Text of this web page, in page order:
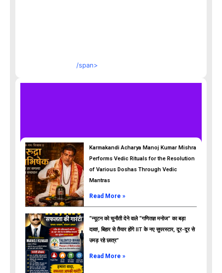
/span>
ads
Karmakandi Acharya Manoj Kumar Mishra
Performs Vedic Rituals for the Resolution
of Various Doshas Through Vedic
Mantras
Read More »
“न्यूटन को चुनौती देने वाले “गणितज्ञ मनोज” का बड़ा
दावा!, बिहार से तैयार होंगे IIT के नए सुपरस्टार, दूर-दूर से
उमड़ रहे छात्र”
Read More »